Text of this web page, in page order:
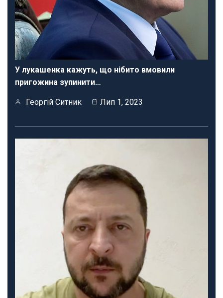
У лукашенка кажуть, що нібито вмовили
пригожина зупинити…
Георгій Ситник Лип 1, 2023